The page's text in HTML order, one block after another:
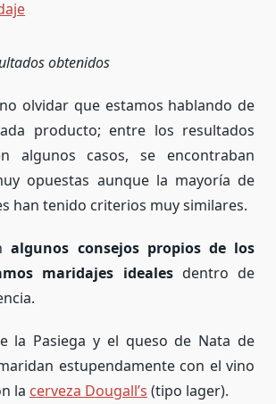
obtenidos
olvidar que estamos hablando de
producto; entre los resultados
algunos casos, se encontraban
opuestas aunque la mayoría de
han tenido criterios muy similares.
algunos consejos propios de los
maridajes idealesdentro de
la Pasiega y el queso de Nata de
estupendamente con el vino
la cerveza Dougall’s (tipo lager).